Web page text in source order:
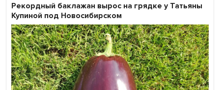
Рекордный баклажан вырос на грядке у Татьяны
Купиной под Новосибирском